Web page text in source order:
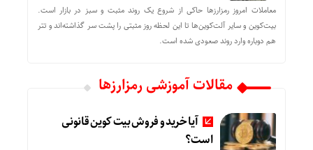
معاملات امروز رمزارز‌ها حاکی از شروع یک روند مثبت و سبز در بازار است.
بیت‌کوین و سایر آلت‌کوین‌ها تا این لحظه روز مثبتی را پشت سر گذاشته‌اند و تتر
هم دوباره وارد روند صعودی شده است.
مقالات آموزشی رمزارزها
آیا خرید و فروش بیت کوین قانونی
است؟